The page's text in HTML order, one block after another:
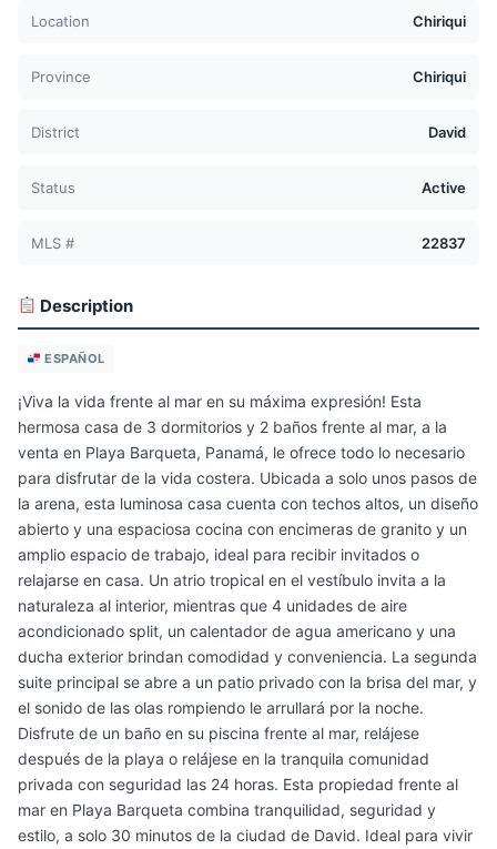
Location Chiriqui
Province Chiriqui
District David
Status Active
MLS # 22837
Description
ESPAÑOL
¡Viva la vida frente al mar en su máxima expresión! Esta
hermosa casa de 3 dormitorios y 2 baños frente al mar, a la
venta en Playa Barqueta, Panamá, le ofrece todo lo necesario
para disfrutar de la vida costera. Ubicada a solo unos pasos de
la arena, esta luminosa casa cuenta con techos altos, un diseño
abierto y una espaciosa cocina con encimeras de granito y un
amplio espacio de trabajo, ideal para recibir invitados o
relajarse en casa. Un atrio tropical en el vestíbulo invita a la
naturaleza al interior, mientras que 4 unidades de aire
acondicionado split, un calentador de agua americano y una
ducha exterior brindan comodidad y conveniencia. La segunda
suite principal se abre a un patio privado con la brisa del mar, y
el sonido de las olas rompiendo le arrullará por la noche.
Disfrute de un baño en su piscina frente al mar, relájese
después de la playa o relájese en la tranquila comunidad
privada con seguridad las 24 horas. Esta propiedad frente al
mar en Playa Barqueta combina tranquilidad, seguridad y
estilo, a solo 30 minutos de la ciudad de David. Ideal para vivir